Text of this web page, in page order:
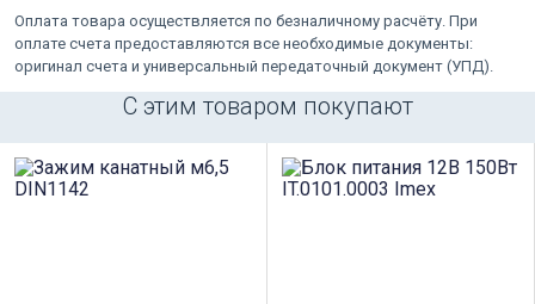
Оплата товара осуществляется по безналичному расчёту. При
оплате счета предоставляются все необходимые документы:
оригинал счета и универсальный передаточный документ (УПД).
С этим товаром покупают